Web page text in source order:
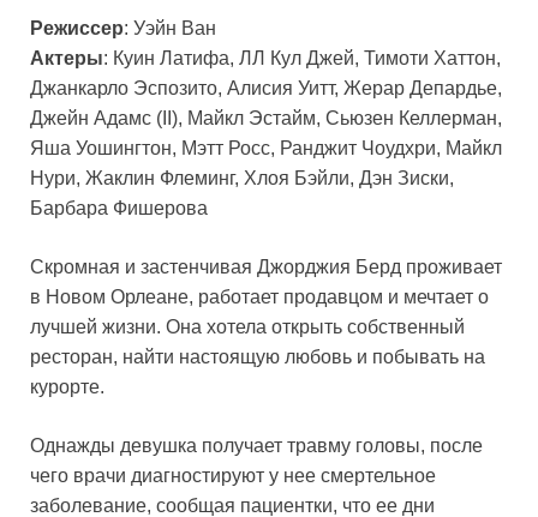
Режиссер: Уэйн Ван
Актеры: Куин Латифа, ЛЛ Кул Джей, Тимоти Хаттон,
Джанкарло Эспозито, Алисия Уитт, Жерар Депардье,
Джейн Адамс (II), Майкл Эстайм, Сьюзен Келлерман,
Яша Уошингтон, Мэтт Росс, Ранджит Чоудхри, Майкл
Нури, Жаклин Флеминг, Хлоя Бэйли, Дэн Зиски,
Барбара Фишерова
Скромная и застенчивая Джорджия Берд проживает
в Новом Орлеане, работает продавцом и мечтает о
лучшей жизни. Она хотела открыть собственный
ресторан, найти настоящую любовь и побывать на
курорте.
Однажды девушка получает травму головы, после
чего врачи диагностируют у нее смертельное
заболевание, сообщая пациентки, что ее дни